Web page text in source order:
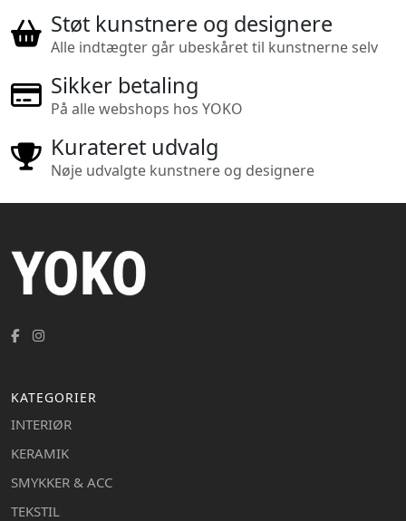
Støt kunstnere og designere
Alle indtægter går ubeskåret til kunstnerne selv
Sikker betaling
På alle webshops hos YOKO
Kurateret udvalg
Nøje udvalgte kunstnere og designere
KATEGORIER
INTERIØR
KERAMIK
SMYKKER & ACC
TEKSTIL